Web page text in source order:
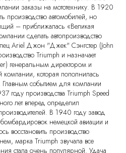
заказы на мототехнику. В 1920
производство автомобилей, но
– приближалась «Великая
сделать автопроизводство
Ariel Джон "Джек" Сэнгстер (John
Triumph и назначает
генеральным директором и
которая пополнилась
событием для компании
году производства Triumph Speed
лет вперед определил
В 1940 году завод
немецкой авиации и
восстановить производство
марка Triumph звучала все
стала очень популярной. Удача